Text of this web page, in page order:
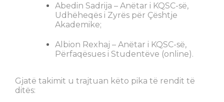
Abedin Sadrija – Anëtar i KQSC-së,
Udhëheqës i Zyrës për Çështje
Akademike;
Albion Rexhaj – Anëtar i KQSC-së,
Përfaqësues i Studentëve (online).
Gjatë takimit u trajtuan këto pika të rendit të
ditës: